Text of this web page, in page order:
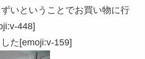
いということでお買い物に行
448]
た[emoji:v-159]